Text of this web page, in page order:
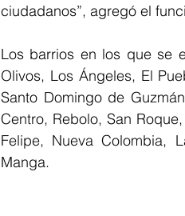
ciudadanos”, agregó el
Los barrios en los que se
Olivos, Los Ángeles, El
Santo Domingo de
Centro, Rebolo, San
Felipe, Nueva Colombia,
Manga.